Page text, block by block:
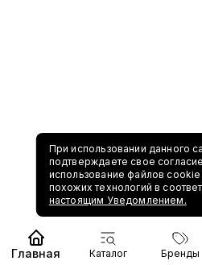
При использовании данного
подтверждаете свое
использование файлов cookie
похожих технологий в
настоящим Уведомлением.
Главная Каталог Бренды